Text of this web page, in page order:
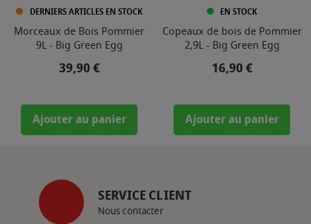
DERNIERS ARTICLES EN STOCK
Morceaux de Bois Pommier
9L - Big Green Egg
Prix
39,90 €
Ajouter au panier
EN STOCK
Copeaux de bois de Pommier
2,9L - Big Green Egg
Prix
16,90 €
Ajouter au panier
SERVICE CLIENT
Nous contacter